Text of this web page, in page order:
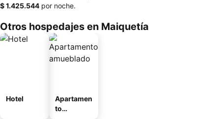
‎$ 1.425.544 por noche.
Otros hospedajes en Maiquetía
Hotel
Apartamen
to